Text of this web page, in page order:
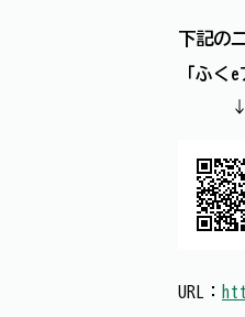
下記の
「ふく
↓
URL：